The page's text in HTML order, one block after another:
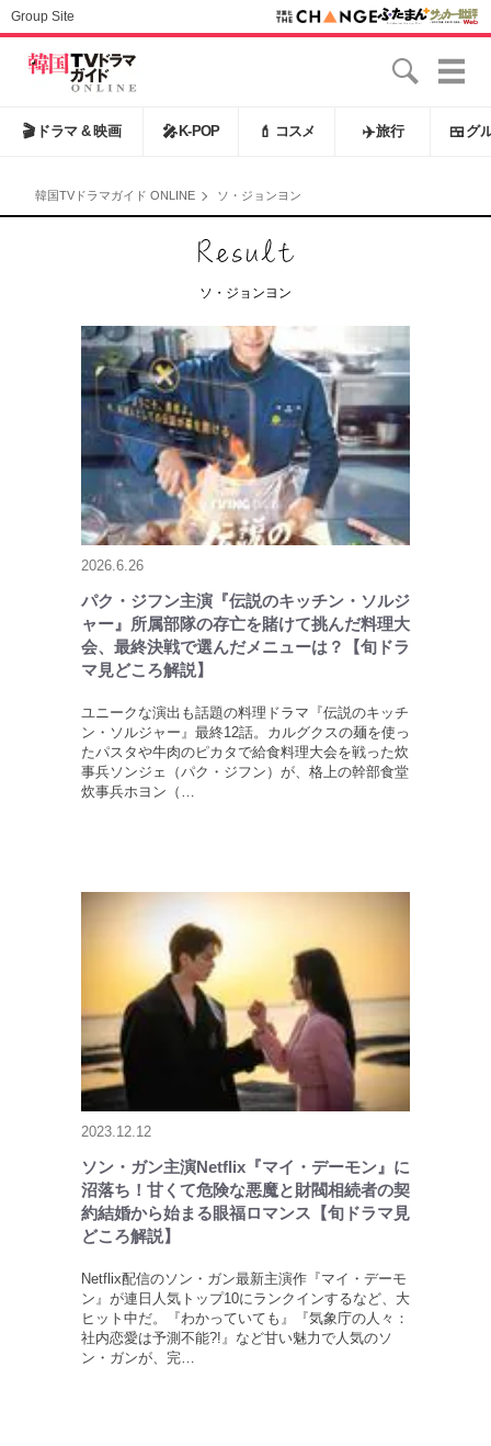
Group Site
🎬 ドラマ & 映画 🎤 K-POP 💄 コスメ ✈️旅行 🍱 グ
韓国TVドラマガイド ONLINE ソ・ジョンヨン
ソ・ジョンヨン
2026.6.26
パク・ジフン主演『伝説のキッチン・ソルジ
ャー』所属部隊の存亡を賭けて挑んだ料理大
会、最終決戦で選んだメニューは？【旬ドラ
マ見どころ解説】
ユニークな演出も話題の料理ドラマ『伝説のキッチ
ン・ソルジャー』最終12話。カルグクスの麺を使っ
たパスタや牛肉のピカタで給食料理大会を戦った炊
事兵ソンジェ（パク・ジフン）が、格上の幹部食堂
炊事兵ホヨン（…
2023.12.12
ソン・ガン主演Netflix『マイ・デーモン』に
沼落ち！甘くて危険な悪魔と財閥相続者の契
約結婚から始まる眼福ロマンス【旬ドラマ見
どころ解説】
Netflix配信のソン・ガン最新主演作『マイ・デーモ
ン』が連日人気トップ10にランクインするなど、大
ヒット中だ。『わかっていても』『気象庁の人々：
社内恋愛は予測不能?!』など甘い魅力で人気のソ
ン・ガンが、完…